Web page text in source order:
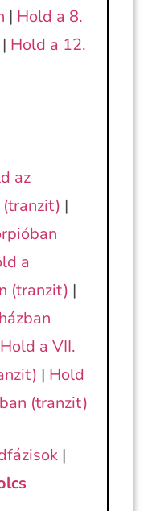
| Hold a 8.
| Hold a 12.
az
|
a
(tranzit) |
Hold a VII.
| Hold
(tranzit)
|